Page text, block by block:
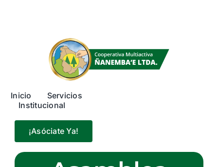
Inicio
Servicios
Institucional
¡Asóciate Ya!